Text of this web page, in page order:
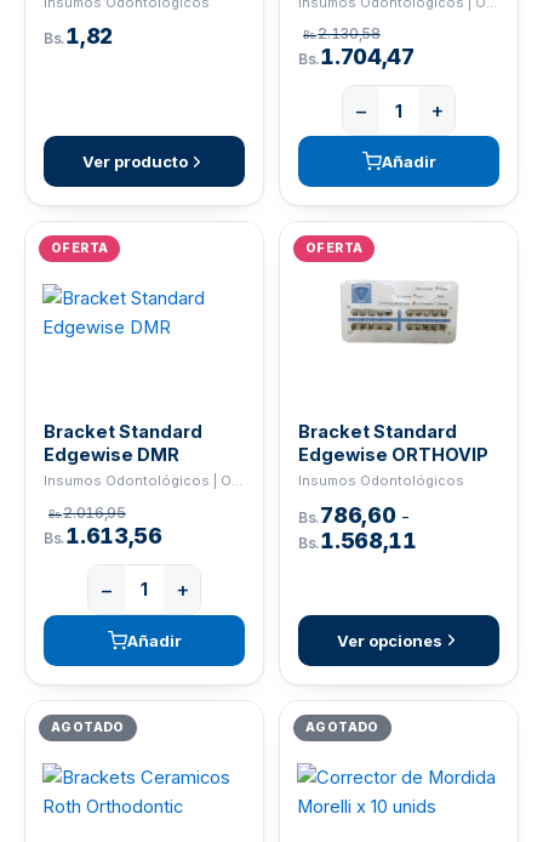
Bs.1,82
Ver producto
Bs.2.130,58
Bs.1.704,47
− +
Añadir
OFERTA
Bracket Standard
Edgewise DMR
Insumos Odontológicos | ORTHO
Bs.2.016,95
Bs.1.613,56
− +
Añadir
OFERTA
Bracket Standard
Edgewise ORTHOVIP
Insumos Odontológicos
Bs.786,60 -
Bs.1.568,11
Ver opciones
AGOTADO AGOTADO